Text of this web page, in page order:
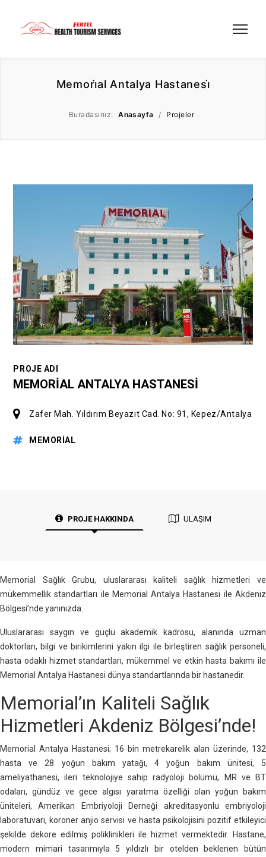
Memori̇al Antalya Hastanesi̇
Buradasınız: Anasayfa / Projeler
PROJE ADI
MEMORİAL ANTALYA HASTANESİ
Zafer Mah. Yıldırım Beyazıt Cad. No: 91, Kepez/Antalya
MEMORİAL
PROJE HAKKINDA ULAŞIM
Memorial Sağlık Grubu, uluslararası kaliteli sağlık hizmetleri ve
mükemmellik standartları ile Memorial Antalya Hastanesi ile Akdeniz
Bölgesi’nde yanınızda.
Uluslararası saygın ve güçlü akademik kadrosu, alanında uzman
doktorları, bilgi ve birikimlerini yakın ilgi ile birleştiren sağlık personeli,
hasta odaklı hizmet standartları, mükemmel ve etkin hasta bakımı ile
Memorial Antalya Hastanesi dünya standartlarında bir hastanedir.
Memorial’ın Kaliteli Sağlık
Hizmetleri Akdeniz Bölgesi’nde!
Memorial Antalya Hastanesi; 16 bin metrekarelik alan üzerinde, 132
hasta ve 28 yoğun bakım yatağı, 4 yoğun bakım ünitesi, 5
ameliyathanesi, ileri teknolojiye sahip radyoloji bölümü, MR ve BT
odaları, gündüz ve gece algısı yaratma özelliği olan yoğun bakım
üniteleri, Amerikan Embriyoloji Derneği akreditasyonlu embriyoloji
laboratuvarı, koroner anjio servisi ve hasta psikolojisini pozitif etkileyici
şekilde dekore edilmiş poliklinikleri ile hizmet vermektedir. Hastane,
modern mimari tasarımıyla 5 yıldızlı bir otelden beklenen bütün